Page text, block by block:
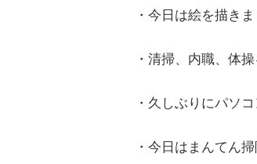
・今日は絵を描き
・清掃、内職、体
・久しぶりにパソ
・今日はまんてん